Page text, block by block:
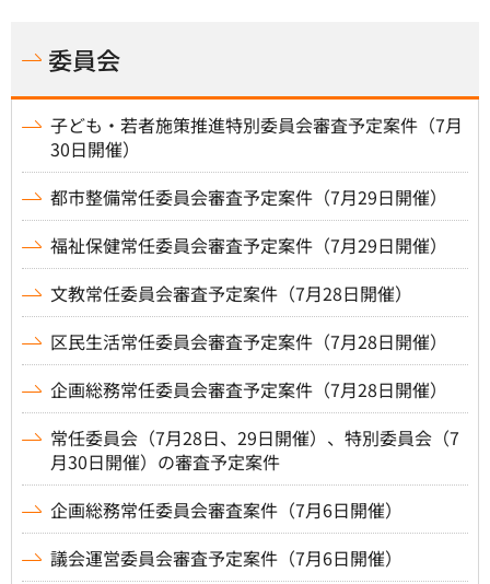
委員会
子ども・若者施策推進特別委員会審査予定案件（7月
30日開催）
都市整備常任委員会審査予定案件（7月29日開催）
福祉保健常任委員会審査予定案件（7月29日開催）
文教常任委員会審査予定案件（7月28日開催）
区民生活常任委員会審査予定案件（7月28日開催）
企画総務常任委員会審査予定案件（7月28日開催）
常任委員会（7月28日、29日開催）、特別委員会（7
月30日開催）の審査予定案件
企画総務常任委員会審査案件（7月6日開催）
議会運営委員会審査予定案件（7月6日開催）